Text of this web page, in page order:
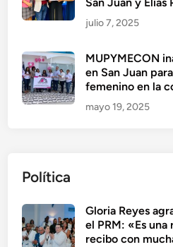
julio 7, 2025
MUPYMECON
en San Juan
femenino en la
mayo 19, 2025
Política
Gloria Reyes
el PRM: «Es una
recibo con